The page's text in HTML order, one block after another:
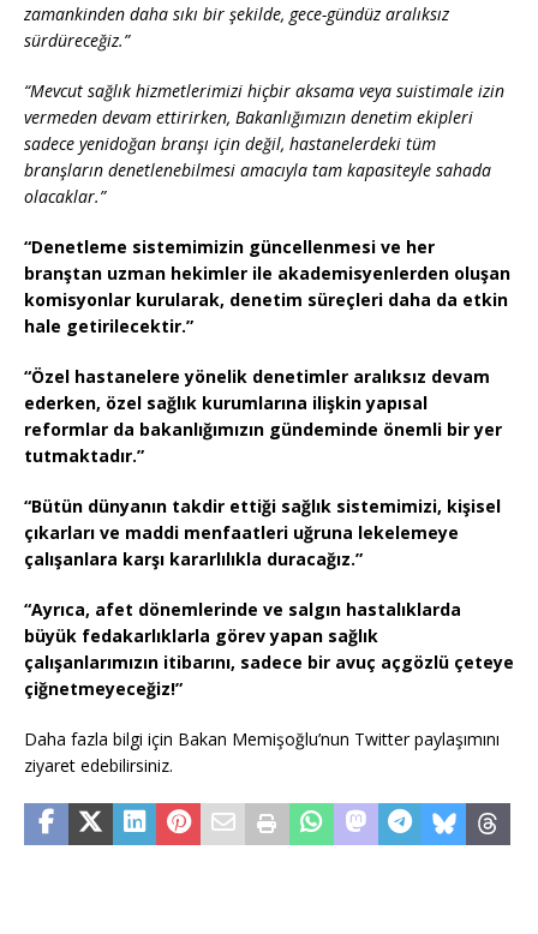
zamankinden daha sıkı bir şekilde, gece-gündüz aralıksız
sürdüreceğiz.”
“Mevcut sağlık hizmetlerimizi hiçbir aksama veya suistimale izin
vermeden devam ettirirken, Bakanlığımızın denetim ekipleri
sadece yenidoğan branşı için değil, hastanelerdeki tüm
branşların denetlenebilmesi amacıyla tam kapasiteyle sahada
olacaklar.”
“Denetleme sistemimizin güncellenmesi ve her
branştan uzman hekimler ile akademisyenlerden oluşan
komisyonlar kurularak, denetim süreçleri daha da etkin
hale getirilecektir.”
“Özel hastanelere yönelik denetimler aralıksız devam
ederken, özel sağlık kurumlarına ilişkin yapısal
reformlar da bakanlığımızın gündeminde önemli bir yer
tutmaktadır.”
“Bütün dünyanın takdir ettiği sağlık sistemimizi, kişisel
çıkarları ve maddi menfaatleri uğruna lekelemeye
çalışanlara karşı kararlılıkla duracağız.”
“Ayrıca, afet dönemlerinde ve salgın hastalıklarda
büyük fedakarlıklarla görev yapan sağlık
çalışanlarımızın itibarını, sadece bir avuç açgözlü çeteye
çiğnetmeyeceğiz!”
Daha fazla bilgi için Bakan Memişoğlu’nun Twitter paylaşımını
ziyaret edebilirsiniz.